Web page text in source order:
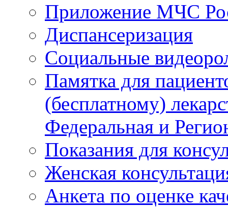
Приложение МЧС
Диспансеризация
Социальные
Памятка для
(бесплатному)
Федеральная и
Показания для
Женская
Анкета по оценке